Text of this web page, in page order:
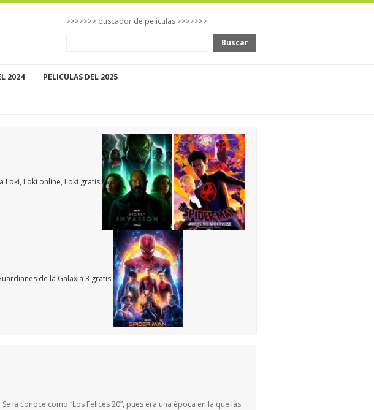
>>>>>>> buscador de peliculas >>>>>>>
Buscar
2024 PELICULAS DEL 2025
la conoce como “Los Felices 20”, pues era una época en la que las